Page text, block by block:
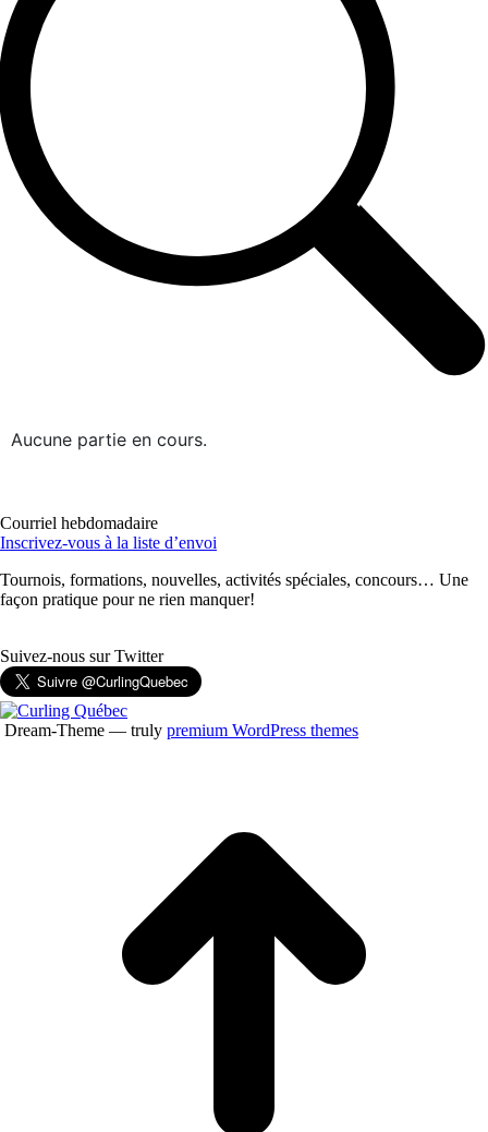
Aucune partie en cours.
Courriel hebdomadaire
Inscrivez-vous à la liste d’envoi
Tournois, formations, nouvelles, activités spéciales, concours… Une
façon pratique pour ne rien manquer!
Suivez-nous sur Twitter
Dream-Theme — truly premium WordPress themes